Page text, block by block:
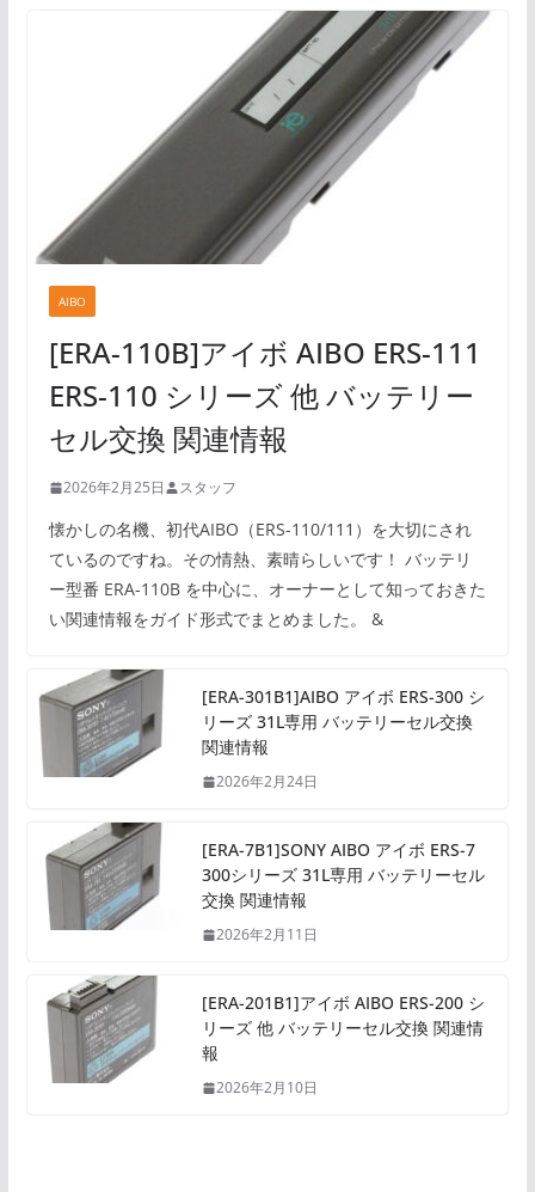
AIBO
[ERA-110B]アイボ AIBO ERS-111
ERS-110 シリーズ 他 バッテリー
セル交換 関連情報
2026年2月25日 スタッフ
懐かしの名機、初代AIBO（ERS-110/111）を大切にされ
ているのですね。その情熱、素晴らしいです！ バッテリ
ー型番 ERA-110B を中心に、オーナーとして知っておきた
い関連情報をガイド形式でまとめました。 &
[ERA-301B1]AIBO アイボ ERS-300 シ
リーズ 31L専用 バッテリーセル交換
関連情報
2026年2月24日
[ERA-7B1]SONY AIBO アイボ ERS-7
300シリーズ 31L専用 バッテリーセル
交換 関連情報
2026年2月11日
[ERA-201B1]アイボ AIBO ERS-200 シ
リーズ 他 バッテリーセル交換 関連情
報
2026年2月10日